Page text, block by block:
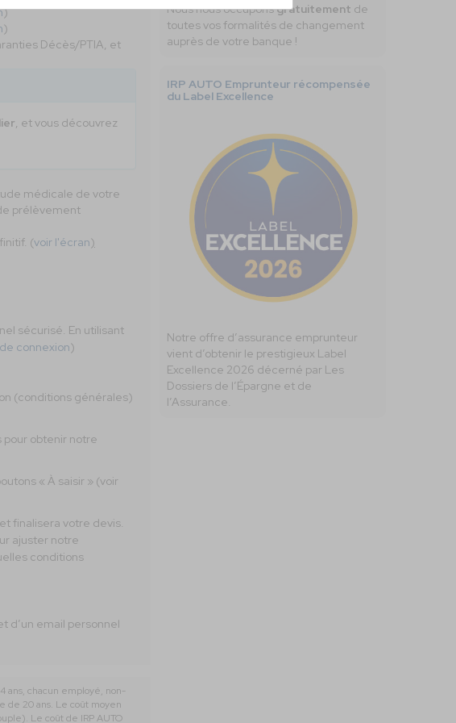
)
)
Décès/PTIA, et
, et vous découvrez
médicale de votre
prélèvement
(voir l'écran)
sécurisé. En utilisant
connexion)
(conditions générales)
obtenir notre
« À saisir » (voir
finalisera votre devis.
ajuster notre
conditions
d’un email personnel
ans, chacun employé, non-
de 20 ans. Le coût moyen
Le coût de IRP AUTO
Nous nous occuponsgratuitement de
toutes vos formalités de changement
auprès de votre banque !
IRP AUTO Emprunteur récompensée
du Label Excellence
Notre offre d’assurance emprunteur
vient d’obtenir le prestigieux Label
Excellence 2026 décerné par Les
Dossiers de l’Épargne et de
l’Assurance.